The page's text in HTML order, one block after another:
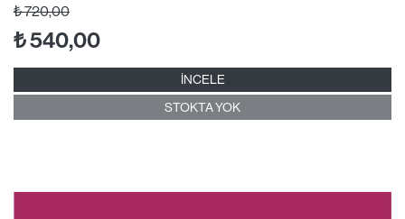
₺720,00
₺540,00
İNCELE
STOKTA YOK